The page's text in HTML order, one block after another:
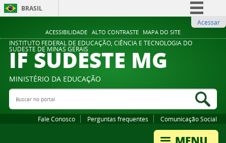
ACESSIBILIDADE ALTO CONTRASTE MAPA DO SITE
BRASIL
Comunica BR
Participe
Legislação
Acessar
INSTITUTO FEDERAL DE EDUCAÇÃO, CIÊNCIA E TECNOLOGIA DO
SUDESTE DE MINAS GERAIS
IF SUDESTE MG
MINISTÉRIO DA EDUCAÇÃO
Buscar no portal
Fale Conosco Perguntas frequentes Comunicação Social